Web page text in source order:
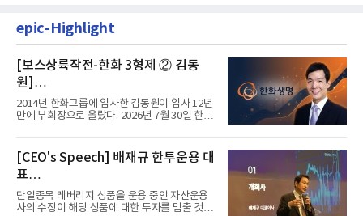
epic-Highlight
[보스상륙작전-한화 3형제 ② 김동
원]
입사 12년 만에 금융계열 수장 등극
2014년 한화그룹에 입사한 김동원이 입사 12년
만에 부회장으로 올랐다. 2026년 7월 30일 한화
[CEO's Speech] 배재규 한투운용 대
표
“개별종목 레버리지 투자 지금이라도
멈춰라”
단일종목 레버리지 상품을 운용 중인 자산운용
사의 수장이 해당 상품에 대한 투자를 멈출 것을